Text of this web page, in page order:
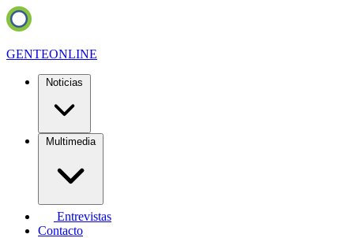
GENTEONLINE
Noticias
Multimedia
Entrevistas
Contacto